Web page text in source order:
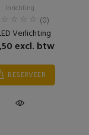
Inrichting
(0)
Verlichting
excl. btw
RESERVEER